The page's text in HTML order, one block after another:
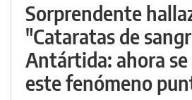
Sorprendente
"Cataratas de
Antártida: ahora se
este fenómeno